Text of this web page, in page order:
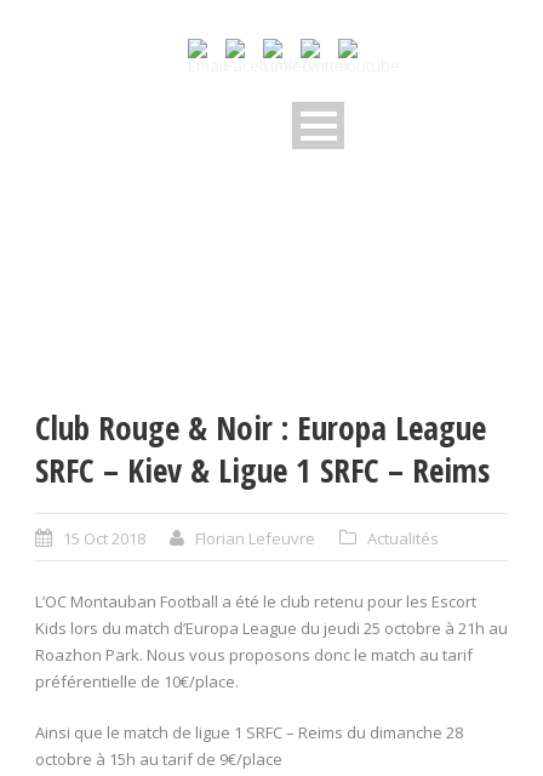
Club Rouge & Noir : Europa League
SRFC – Kiev & Ligue 1 SRFC – Reims
15 Oct 2018 Florian Lefeuvre Actualités
L’OC Montauban Football a été le club retenu pour les Escort
Kids lors du match d’Europa League du jeudi 25 octobre à 21h au
Roazhon Park. Nous vous proposons donc le match au tarif
préférentielle de 10€/place.
Ainsi que le match de ligue 1 SRFC – Reims du dimanche 28
octobre à 15h au tarif de 9€/place